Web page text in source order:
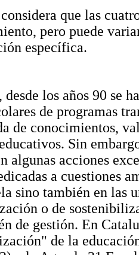
que las
pero puede
específica.
desde los años 90 se
de programas
de conocimientos,
Sin
algunas acciones
a cuestiones
sino también en las
o de
de gestión. En
de la